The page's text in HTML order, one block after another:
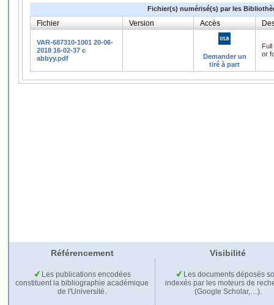
Fichier(s) numérisé(s) par les
Fichier Version Accès
VAR-687310-1001 20-06-
2018 16-02-37 c
abbyy.pdf
Demander un
tiré à part
or
Référencement Visibilité
Les publications encodées
constituent la bibliographie académique
de l'Université.
Les documents déposés
indexés par les moteurs de
(Google Scholar,…).